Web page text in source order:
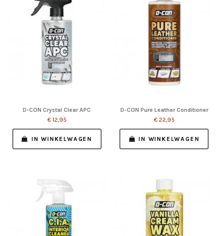
D-CON Crystal Clear APC
€ 12,95
IN WINKELWAGEN
D-CON Pure Leather Conditioner
€ 22,95
IN WINKELWAGEN